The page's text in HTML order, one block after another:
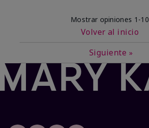
Mostrar opiniones 1-10
Volver al inicio
Siguiente »